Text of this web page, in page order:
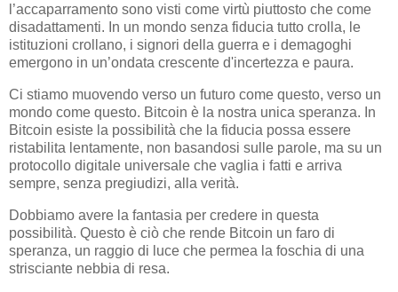
l’accaparramento sono visti come virtù piuttosto che come
disadattamenti. In un mondo senza fiducia tutto crolla, le
istituzioni crollano, i signori della guerra e i demagoghi
emergono in un’ondata crescente d'incertezza e paura.
Ci stiamo muovendo verso un futuro come questo, verso un
mondo come questo. Bitcoin è la nostra unica speranza. In
Bitcoin esiste la possibilità che la fiducia possa essere
ristabilita lentamente, non basandosi sulle parole, ma su un
protocollo digitale universale che vaglia i fatti e arriva
sempre, senza pregiudizi, alla verità.
Dobbiamo avere la fantasia per credere in questa
possibilità. Questo è ciò che rende Bitcoin un faro di
speranza, un raggio di luce che permea la foschia di una
strisciante nebbia di resa.